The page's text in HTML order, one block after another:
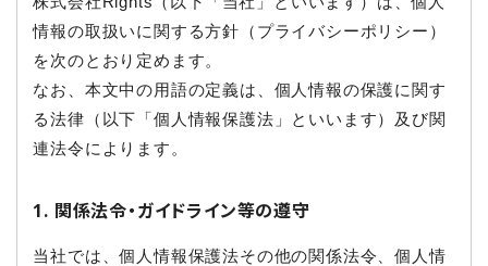
情報の取扱いに関する方針（プライバシーポリシー）
を次のとおり定めます。
なお、本文中の用語の定義は、個人情報の保護に関す
る法律（以下「個人情報保護法」といいます）及び関
連法令によります。
1. 関係法令・ガイドライン等の遵守
当社では、個人情報保護法その他の関係法令、個人情